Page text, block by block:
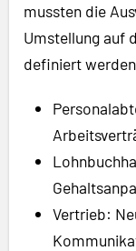
mussten die
Umstellung auf
definiert
Vertrieb: